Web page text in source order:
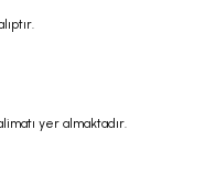
yer almaktadır.